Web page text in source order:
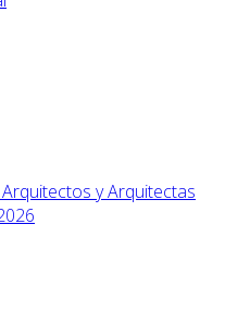
y Arquitectas